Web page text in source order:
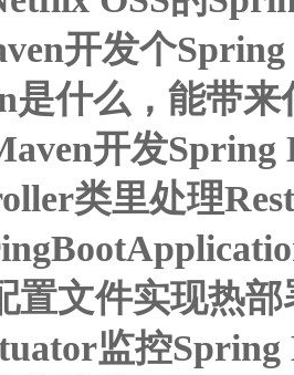
开发个
是什么，能带
开发
类里处理
置文件实现热
监控